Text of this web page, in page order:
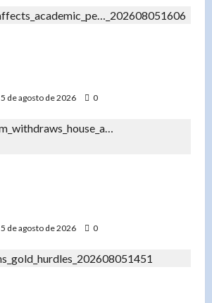
5 de agosto de 2026 0
5 de agosto de 2026
0